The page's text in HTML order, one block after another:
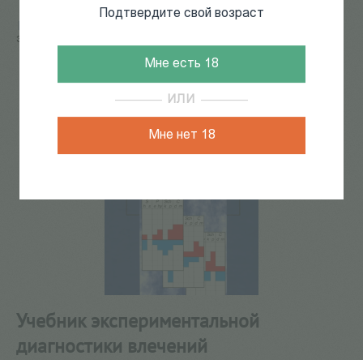
Подтвердите свой возраст
Мне есть 18
ИЛИ
Мне нет 18
экспериментальной диагностики влечений
Учебник экспериментальной
диагностики влечений